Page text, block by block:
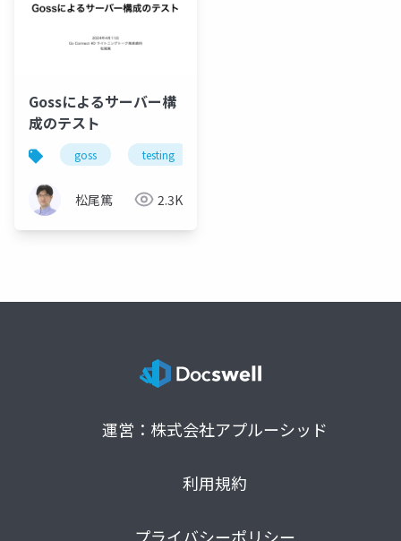
Gossによるサーバー構
成のテスト
goss testing
松尾篤 2.3K
運営：株式会社アプルーシッド
利用規約
プライバシーポリシー